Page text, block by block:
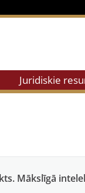
Juridiskie
Mākslīgā